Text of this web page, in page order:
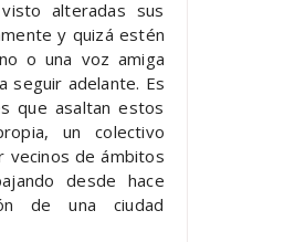
alteradas sus
y quizá estén
o una voz amiga
seguir adelante. Es
que asaltan estos
un colectivo
vecinos de ámbitos
desde hace
de una ciudad